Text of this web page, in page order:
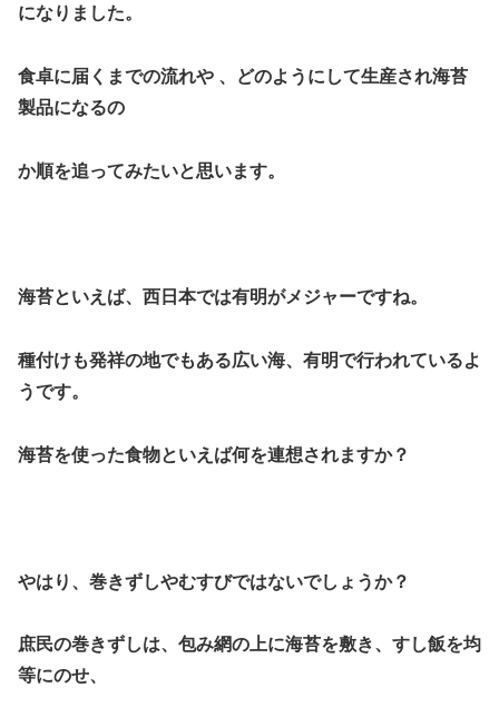
になりました。
食卓に届くまでの流れや 、どのようにして生産され海苔
製品になるの
か順を追ってみたいと思います。
海苔といえば、西日本では有明がメジャーですね。
種付けも発祥の地でもある広い海、有明で行われているよ
うです。
海苔を使った食物といえば何を連想されますか？
やはり、巻きずしやむすびではないでしょうか？
庶民の巻きずしは、包み網の上に海苔を敷き、すし飯を均
等にのせ、